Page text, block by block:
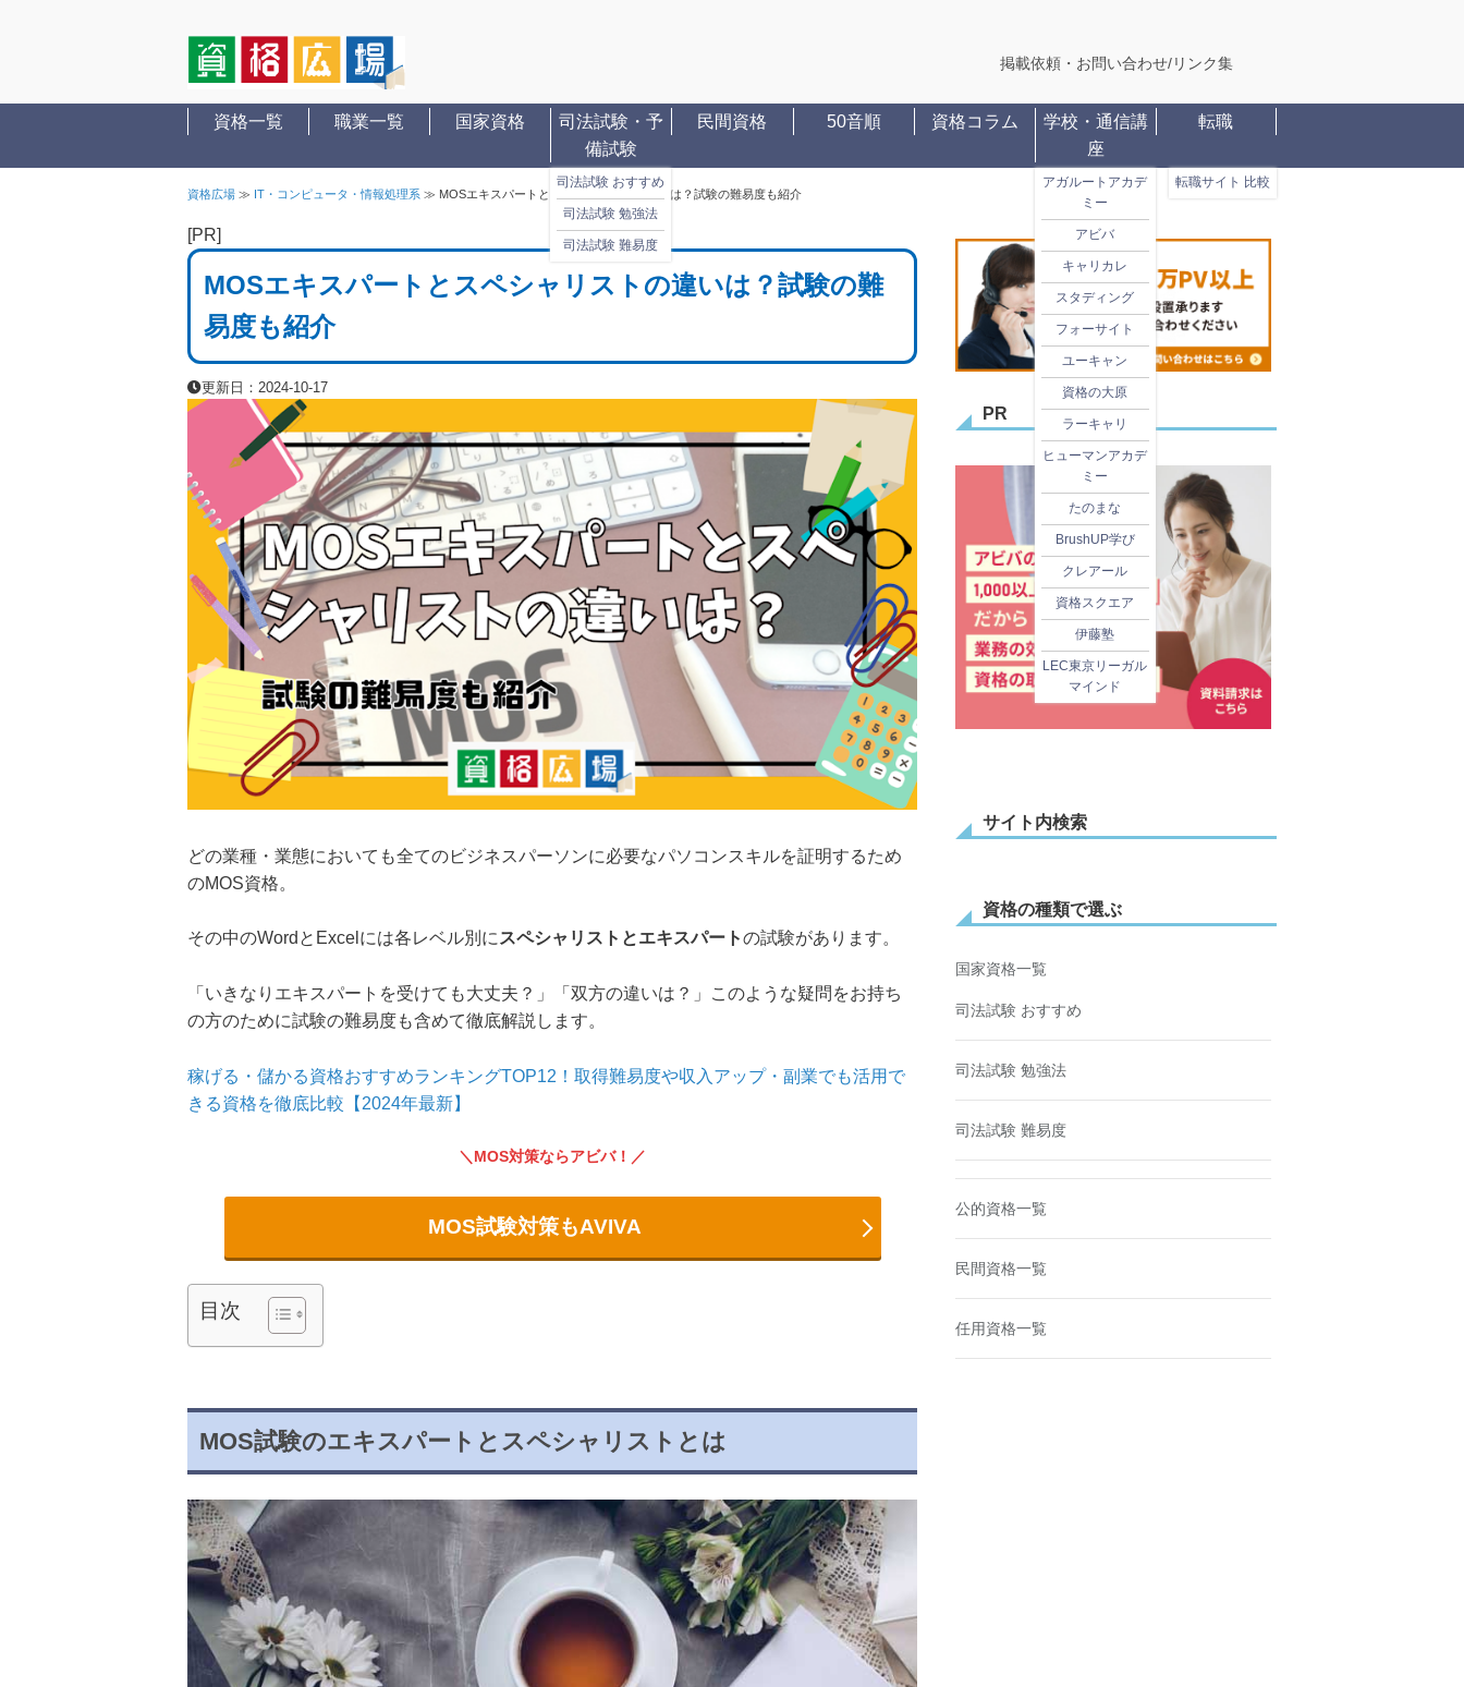
掲載依頼・お問い合わせ/リンク集
資格一覧 職業一覧 国家資格
司法試験・予
備試験
司法試験 おすすめ
司法試験 勉強法
司法試験 難易度
民間資格 50音順 資格コラム
学校・通信講
座
アガルートアカデ
ミー
アビバ
キャリカレ
スタディング
フォーサイト
ユーキャン
資格の大原
ラーキャリ
ヒューマンアカデ
ミー
たのまな
BrushUP学び
クレアール
資格スクエア
伊藤塾
LEC東京リーガル
マインド
転職
転職サイト 比較
資格広場 ≫ IT・コンピュータ・情報処理系 ≫ MOSエキスパートとスペシャリストの違いは？試験の難易度も紹介
[PR]
MOSエキスパートとスペシャリストの違いは？試験の難
易度も紹介
更新日：2024-10-17
どの業種・業態においても全てのビジネスパーソンに必要なパソコンスキルを証明するため
のMOS資格。
その中のWordとExcelには各レベル別にスペシャリストとエキスパートの試験があります。
「いきなりエキスパートを受けても大丈夫？」「双方の違いは？」このような疑問をお持ち
の方のために試験の難易度も含めて徹底解説します。
稼げる・儲かる資格おすすめランキングTOP12！取得難易度や収入アップ・副業でも活用で
きる資格を徹底比較【2024年最新】
MOS対策ならアビバ！
MOS試験対策もAVIVA
目次
MOS試験のエキスパートとスペシャリストとは
PR
サイト内検索
資格の種類で選ぶ
国家資格一覧
司法試験 おすすめ
司法試験 勉強法
司法試験 難易度
公的資格一覧
民間資格一覧
任用資格一覧